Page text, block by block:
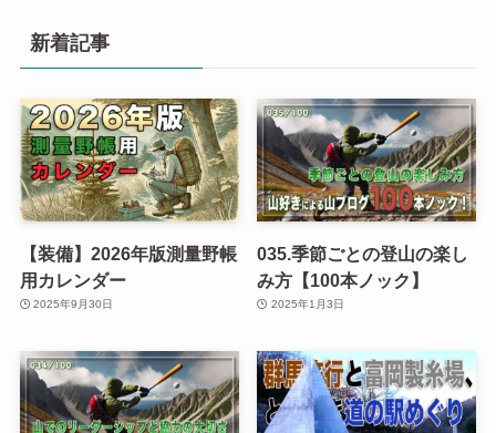
新着記事
【装備】2026年版測量野帳
用カレンダー
2025年9月30日
035.季節ごとの登山の楽し
み方【100本ノック】
2025年1月3日